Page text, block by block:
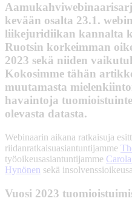
kevään osalta 23.1.
liikejuridiikan kannalta
Ruotsin korkeimman
2023 sekä niiden
Kokosimme tähän
muutamasta
havaintoja
olevasta datasta.
Webinaarin aikana ratkaisuja
riidanratkaisuasiantuntijamme
työoikeusasiantuntijamme
Hynönen sekä
Vuosi 2023